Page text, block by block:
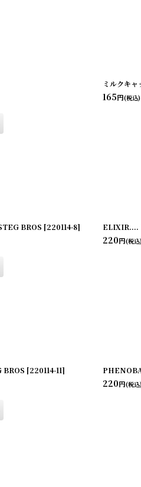
ミルクキ
165円(税込)
BROS [220114-8] ELIXIR....
220円(税
BROS [220114-11]
220円(税